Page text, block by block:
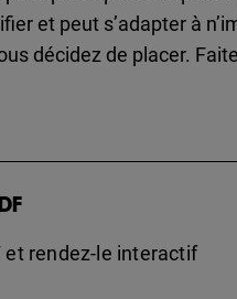
et peut s’adapter à
décidez de placer.
et rendez-le interactif